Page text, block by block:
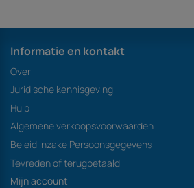
Informatie en kontakt
Over
Juridische kennisgeving
Hulp
Algemene verkoopsvoorwaarden
Beleid Inzake Persoonsgegevens
Tevreden of terugbetaald
Mijn account